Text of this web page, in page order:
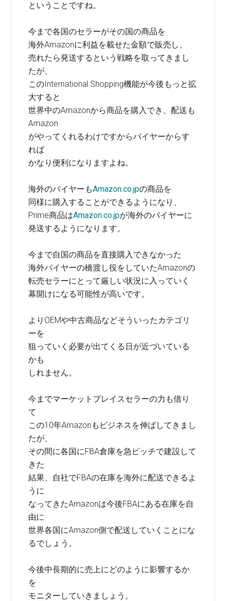
ということですね。
今まで各国のセラーがその国の商品を
海外Amazonに利益を載せた金額で販売し、
売れたら発送するという戦略を取ってきまし
たが、
このInternational Shopping機能が今後もっと拡
大すると
世界中のAmazonから商品を購入でき、配送も
Amazon
がやってくれるわけですからバイヤーからす
れば
かなり便利になりますよね。
海外のバイヤーもAmazon.co.jpの商品を
同様に購入することができるようになり、
Prime商品はAmazon.co.jpが海外のバイヤーに
発送するようになります。
今まで自国の商品を直接購入できなかった
海外バイヤーの橋渡し役をしていたAmazonの
転売セラーにとって厳しい状況に入っていく
幕開けになる可能性が高いです。
よりOEMや中古商品などそういったカテゴリ
ーを
狙っていく必要が出てくる日が近づいている
かも
しれません。
今までマーケットプレイスセラーの力も借り
て
この10年Amazonもビジネスを伸ばしてきまし
たが、
その間に各国にFBA倉庫を急ピッチで建設して
きた
結果、自社でFBAの在庫を海外に配送できるよ
うに
なってきたAmazonは今後FBAにある在庫を自
由に
世界各国にAmazon側で配送していくことにな
るでしょう。
今後中長期的に売上にどのように影響するか
を
モニターしていきましょう。